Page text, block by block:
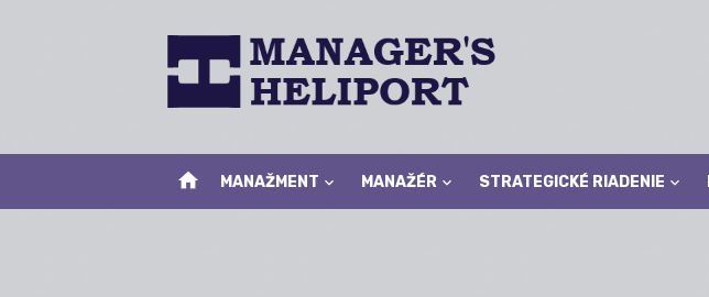
home MANAŽMENT MANAŽÉR STRATEGICKÉ RIADENIE